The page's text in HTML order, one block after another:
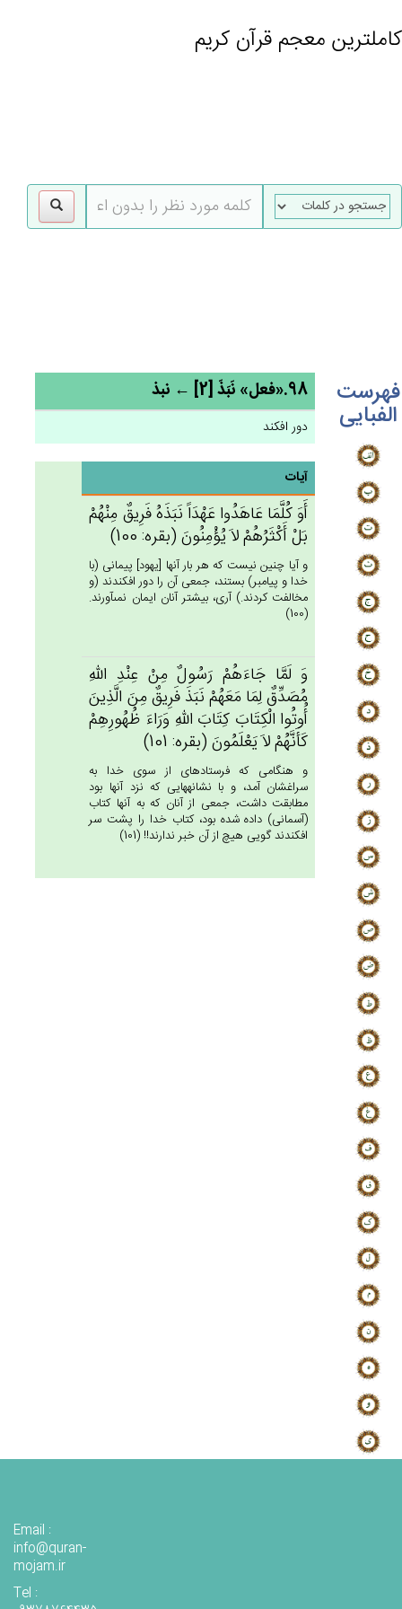
کاملترین معجم قرآن کریم
فهرست
الفبایی
98.«فعل» نَبَذَ [2] ← نبذ
دور افکند
آیات
أَوَ كُلَّمَا عَاهَدُوا عَهْدَاً نَبَذَه‌ُ فَرِيق‌ٌ مِنْهُم‌ْ
بَل‌ْ أَكْثَرُهُم‌ْ لاَ يُؤْمِنُون‌َ (بقره: 100)
و آيا چنين نيست كه هر بار آنها [يهود] پيمانى (با
خدا و پيامبر) بستند، جمعى آن را دور افكندند (و
مخالفت كردند.) آرى، بيشتر آنان ايمان نمى‏آورند.
(100)
وَ لَمَّا جَاءَهُم‌ْ رَسُول‌ٌ مِن‌ْ عِنْدِ الله‌ِ
مُصَدِّق‌ٌ لِمَا مَعَهُم‌ْ نَبَذَ فَرِيق‌ٌ مِن‌َ الَّذِين‌َ
أُوتُوا الْكِتَاب‌َ كِتَاب‌َ الله‌ِ وَرَاءَ ظُهُورِهِم‌ْ
كَأَنَّهُمْ‌ لاَ يَعْلَمُون‌َ (بقره: 101)
و هنگامى كه فرستاده‏اى از سوى خدا به
سراغشان آمد، و با نشانه‏هايى كه نزد آنها بود
مطابقت داشت، جمعى از آنان كه به آنها كتاب
(آسمانى) داده شده بود، كتاب خدا را پشت سر
افكندند گويى هيچ از آن خبر ندارند!! (101)
Email :
info@quran-
mojam.ir
Tel :